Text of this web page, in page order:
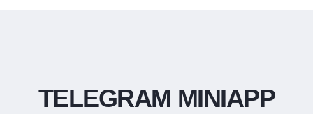
TELEGRAM MINIAPP